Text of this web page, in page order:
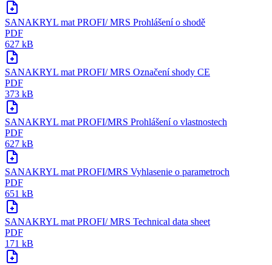
SANAKRYL mat PROFI/ MRS Prohlášení o shodě
PDF
627 kB
SANAKRYL mat PROFI/ MRS Označení shody CE
PDF
373 kB
SANAKRYL mat PROFI/MRS Prohlášení o vlastnostech
PDF
627 kB
SANAKRYL mat PROFI/MRS Vyhlasenie o parametroch
PDF
651 kB
SANAKRYL mat PROFI/ MRS Technical data sheet
PDF
171 kB